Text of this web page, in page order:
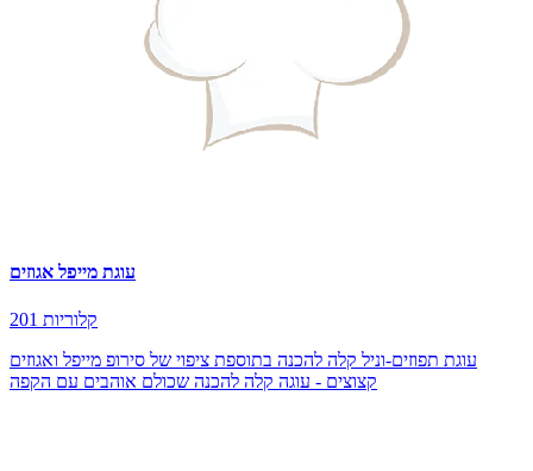
עוגת מייפל אגוזים
201 קלוריות
עוגת תפוזים-וניל קלה להכנה בתוספת ציפוי של סירופ מייפל ואגוזים
קצוצים - עוגה קלה להכנה שכולם אוהבים עם הקפה